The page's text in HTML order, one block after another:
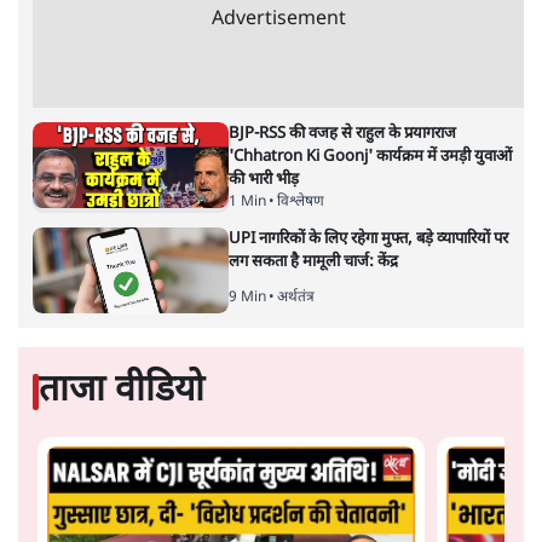
Advertisement
BJP-RSS की वजह से राहुल के प्रयागराज
'Chhatron Ki Goonj' कार्यक्रम में उमड़ी युवाओं
की भारी भीड़
1 Min• विश्लेषण
UPI नागरिकों के लिए रहेगा मुफ्त, बड़े व्यापारियों पर
लग सकता है मामूली चार्ज: केंद्र
9 Min• अर्थतंत्र
ताजा वीडियो